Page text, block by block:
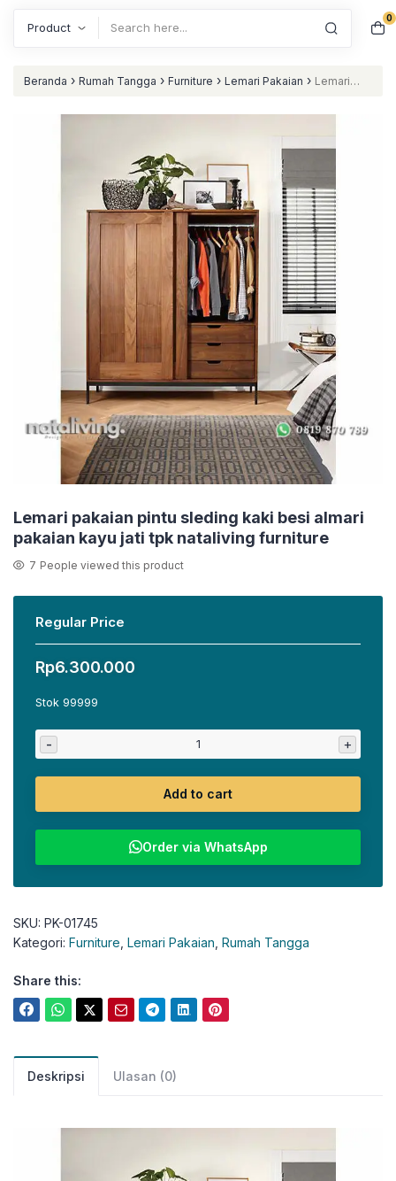
0
Beranda › Rumah Tangga › Furniture › Lemari Pakaian › Lemari
Lemari pakaian pintu sleding kaki besi almari
pakaian kayu jati tpk nataliving furniture
7 People viewed this product
Regular Price
Rp6.300.000
Stok 99999
- +
Add to cart
Order via WhatsApp
SKU: PK-01745
Kategori: Furniture Lemari Pakaian Rumah Tangga
Share this:
Deskripsi Ulasan (0)